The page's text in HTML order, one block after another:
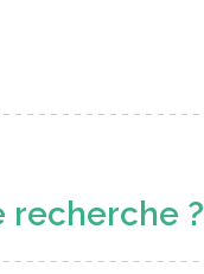
recherche ?